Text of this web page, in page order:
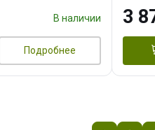
В наличии
Подробнее
3